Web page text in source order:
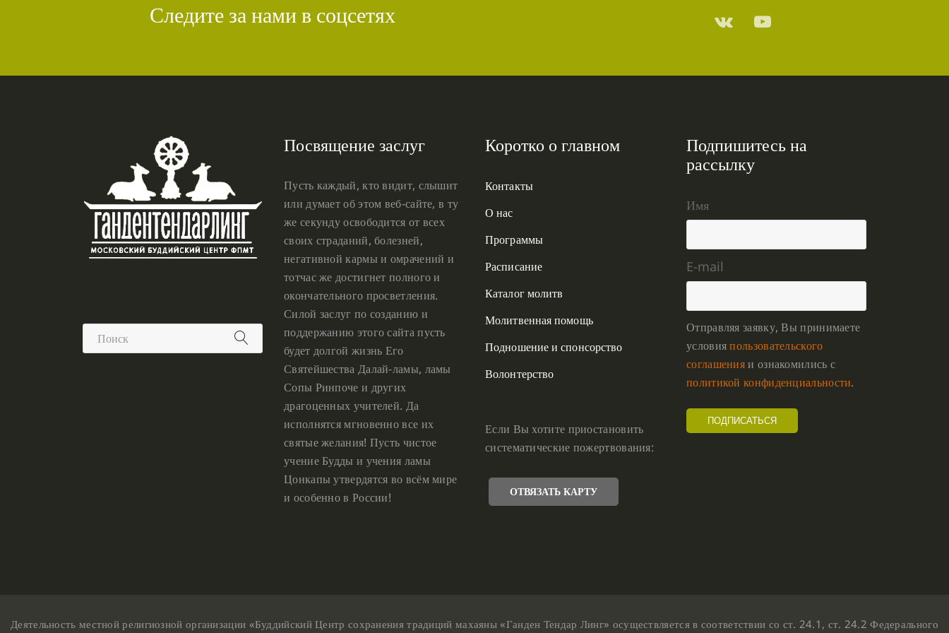
Следите за нами в соцсетях
Посвящение заслуг
Пусть каждый, кто видит, слышит
или думает об этом веб-сайте, в ту
же секунду освободится от всех
своих страданий, болезней,
негативной кармы и омрачений и
тотчас же достигнет полного и
окончательного просветления.
Силой заслуг по созданию и
поддержанию этого сайта пусть
будет долгой жизнь Его
Святейшества Далай-ламы, ламы
Сопы Ринпоче и других
драгоценных учителей. Да
исполнятся мгновенно все их
святые желания! Пусть чистое
учение Будды и учения ламы
Цонкапы утвердятся во всём мире
и особенно в России!
Коротко о главном
Контакты
О нас
Программы
Расписание
Каталог молитв
Молитвенная помощь
Подношение и спонсорство
Волонтерство
Если Вы хотите приостановить
систематические пожертвования:
ОТВЯЗАТЬ КАРТУ
Подпишитесь на
рассылку
Имя
E-mail
Отправляя заявку, Вы принимаете
условияпользовательского
соглашенияи ознакомились с
политикой конфиденциальности.
Деятельность местной религиозной организации «Буддийский Центр сохранения традиций махаяны «Ганден Тендар Линг» осуществляется в соответствии со ст. 24.1, ст. 24.2 Федерального